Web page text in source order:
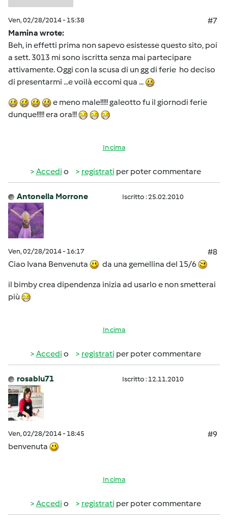
Ven, 02/28/2014 - 15:38
#7
Mamina wrote:
Beh, in effetti prima non sapevo esistesse questo sito, poi
a sett. 3013 mi sono iscritta senza mai partecipare
attivamente. Oggi con la scusa di un gg di ferie ho deciso
di presentarmi ...e voilà eccomi qua ...
e meno male!!!!! galeotto fu il giornodi ferie
dunque!!!!! era ora!!!
In cima
Accedi o registrati per poter commentare
Antonella Morrone Iscritto : 25.02.2010
Ven, 02/28/2014 - 16:17
#8
Ciao Ivana Benvenuta
da una gemellina del 15/6
il bimby crea dipendenza inizia ad usarlo e non smetterai
più
In cima
Accedi o registrati per poter commentare
rosablu71 Iscritto : 12.11.2010
Ven, 02/28/2014 - 18:45
#9
benvenuta
In cima
Accedi o registrati per poter commentare